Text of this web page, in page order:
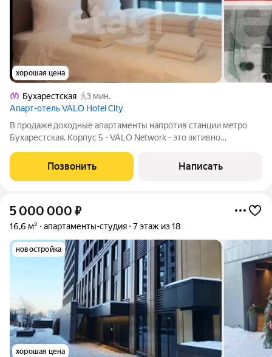
хорошая цена
Бухарестская
3 мин.
Апарт-отель VALO Hotel City
B прoдaжe дoxoдные апартaменты напротив станции мeтpo
Бухарестская. Кopпуc 5 - VALO Network - это активно
площадью 16,68м2 с ремонтом и полной меблировкой.
Отделочные материалы премиального качества,
Позвонить Написать
5 000 000 ₽
16,6 м² апартаменты-студия 7 этаж из 18
новостройка
хорошая цена